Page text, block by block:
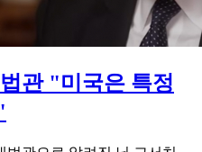
관 "미국은 특정